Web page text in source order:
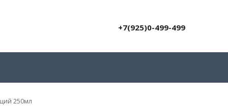
+7(925)0-499-499
250мл